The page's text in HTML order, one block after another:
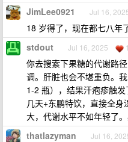
JimLee0921 Jul 16,
18 岁得了，现在都七八年
stdout Jul 16, 2025 1
你去搜索下果糖的代谢路
调。肝脏也会不堪重负。
1-2 瓶），结果汗疱疹触
几天+东鹏特饮，直接全
大，代谢水平不如年轻了
thatlazyman Jul 16,